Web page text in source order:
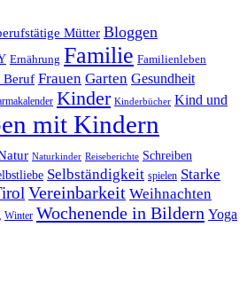
Mütter Bloggen
Ernährung Familie Familienleben
Beruf Frauen Garten Gesundheit
Kinder Kinderbücher Kind und
mit Kindern
Naturkinder Reiseberichte Schreiben
Selbständigkeit spielen Starke
Vereinbarkeit Weihnachten
Winter Wochenende in Bildern Yoga